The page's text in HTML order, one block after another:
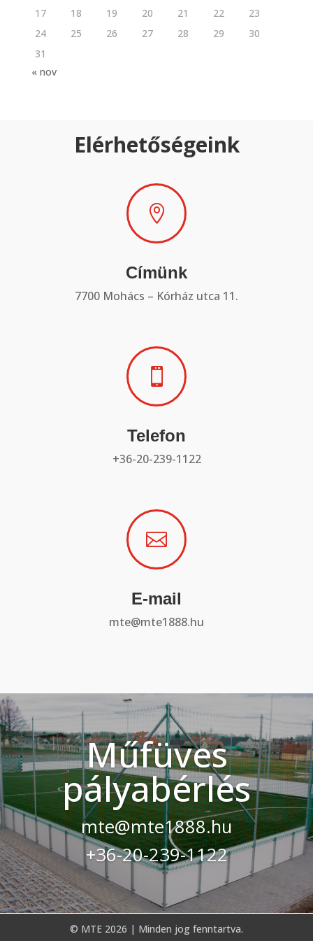
17
18 19 20 21 22
23
24
25 26 27 28 29
30
31
« nov
Elérhetőségeink

Címünk
7700 Mohács – Kórház utca 11.

Telefon
+36-20-239-1122

E-mail
mte@mte1888.hu
Műfüves
pályabérlés
mte@mte1888.hu
+36-20-239-1122
© MTE 2026 | Minden jog fenntartva.